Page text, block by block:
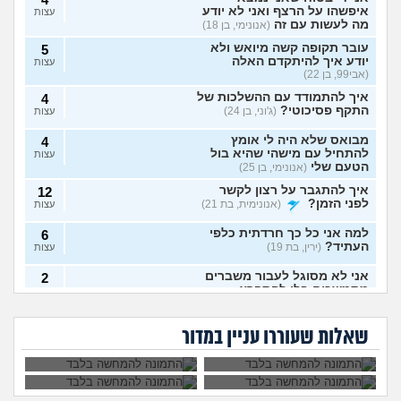
איפשהו על הרצף ואני לא יודע
מה לעשות עם זה (אנונימי, בן 18)
עצות
עובר תקופה קשה מיואש ולא
יודע איך להיתקדם האלה
(אבי99, בן 22)
5
עצות
איך להתמודד עם ההשלכות של
התקף פסיכוטי? (ג'וני, בן 24)
4
עצות
מבואס שלא היה לי אומץ
להתחיל עם מישהי שהיא בול
הטעם שלי (אנונימי, בן 25)
4
עצות
איך להתגבר על רצון לקשר
לפני הזמן?
(אנונימית, בת 21)
12
עצות
למה אני כל כך חרדתית כלפי
העתיד? (ירין, בת 19)
6
עצות
אני לא מסוגל לעבור משברים
מתמשכים בלי להתפרץ
2
בעלי חסר רגשות באופן מדאיג
(אנונימית, בת 33)
מרגיש תקוע בחיים, איך
להתמודד? (zak, בן 25)
2
שאלות שעוררו עניין במדור
הגיוני שפסיכיאטר
מה קורה אם עוברים
בלילה?
גיליתי שאני סובל מ
OCD, איך להתמודד
עם הדיכאון?
למי אפשר לפנות כדי
במדינת ישראל? אבל
באמת?